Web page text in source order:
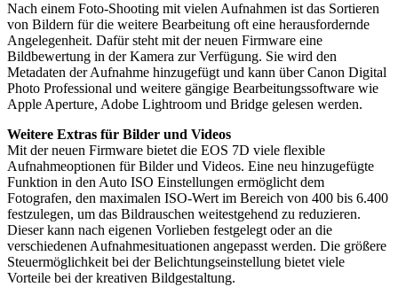
Nach einem Foto-Shooting mit vielen Aufnahmen ist das Sortieren
von Bildern für die weitere Bearbeitung oft eine herausfordernde
Angelegenheit. Dafür steht mit der neuen Firmware eine
Bildbewertung in der Kamera zur Verfügung. Sie wird den
Metadaten der Aufnahme hinzugefügt und kann über Canon Digital
Photo Professional und weitere gängige Bearbeitungssoftware wie
Apple Aperture, Adobe Lightroom und Bridge gelesen werden.
Weitere Extras für Bilder und Videos
Mit der neuen Firmware bietet die EOS 7D viele flexible
Aufnahmeoptionen für Bilder und Videos. Eine neu hinzugefügte
Funktion in den Auto ISO Einstellungen ermöglicht dem
Fotografen, den maximalen ISO-Wert im Bereich von 400 bis 6.400
festzulegen, um das Bildrauschen weitestgehend zu reduzieren.
Dieser kann nach eigenen Vorlieben festgelegt oder an die
verschiedenen Aufnahmesituationen angepasst werden. Die größere
Steuermöglichkeit bei der Belichtungseinstellung bietet viele
Vorteile bei der kreativen Bildgestaltung.